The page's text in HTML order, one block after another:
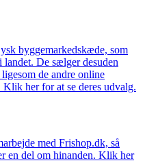
byggemarkedskæde, som
landet. De sælger desuden
de andre online
her for at se deres udvalg.
med Frishop.dk, så
en del om hinanden. Klik her